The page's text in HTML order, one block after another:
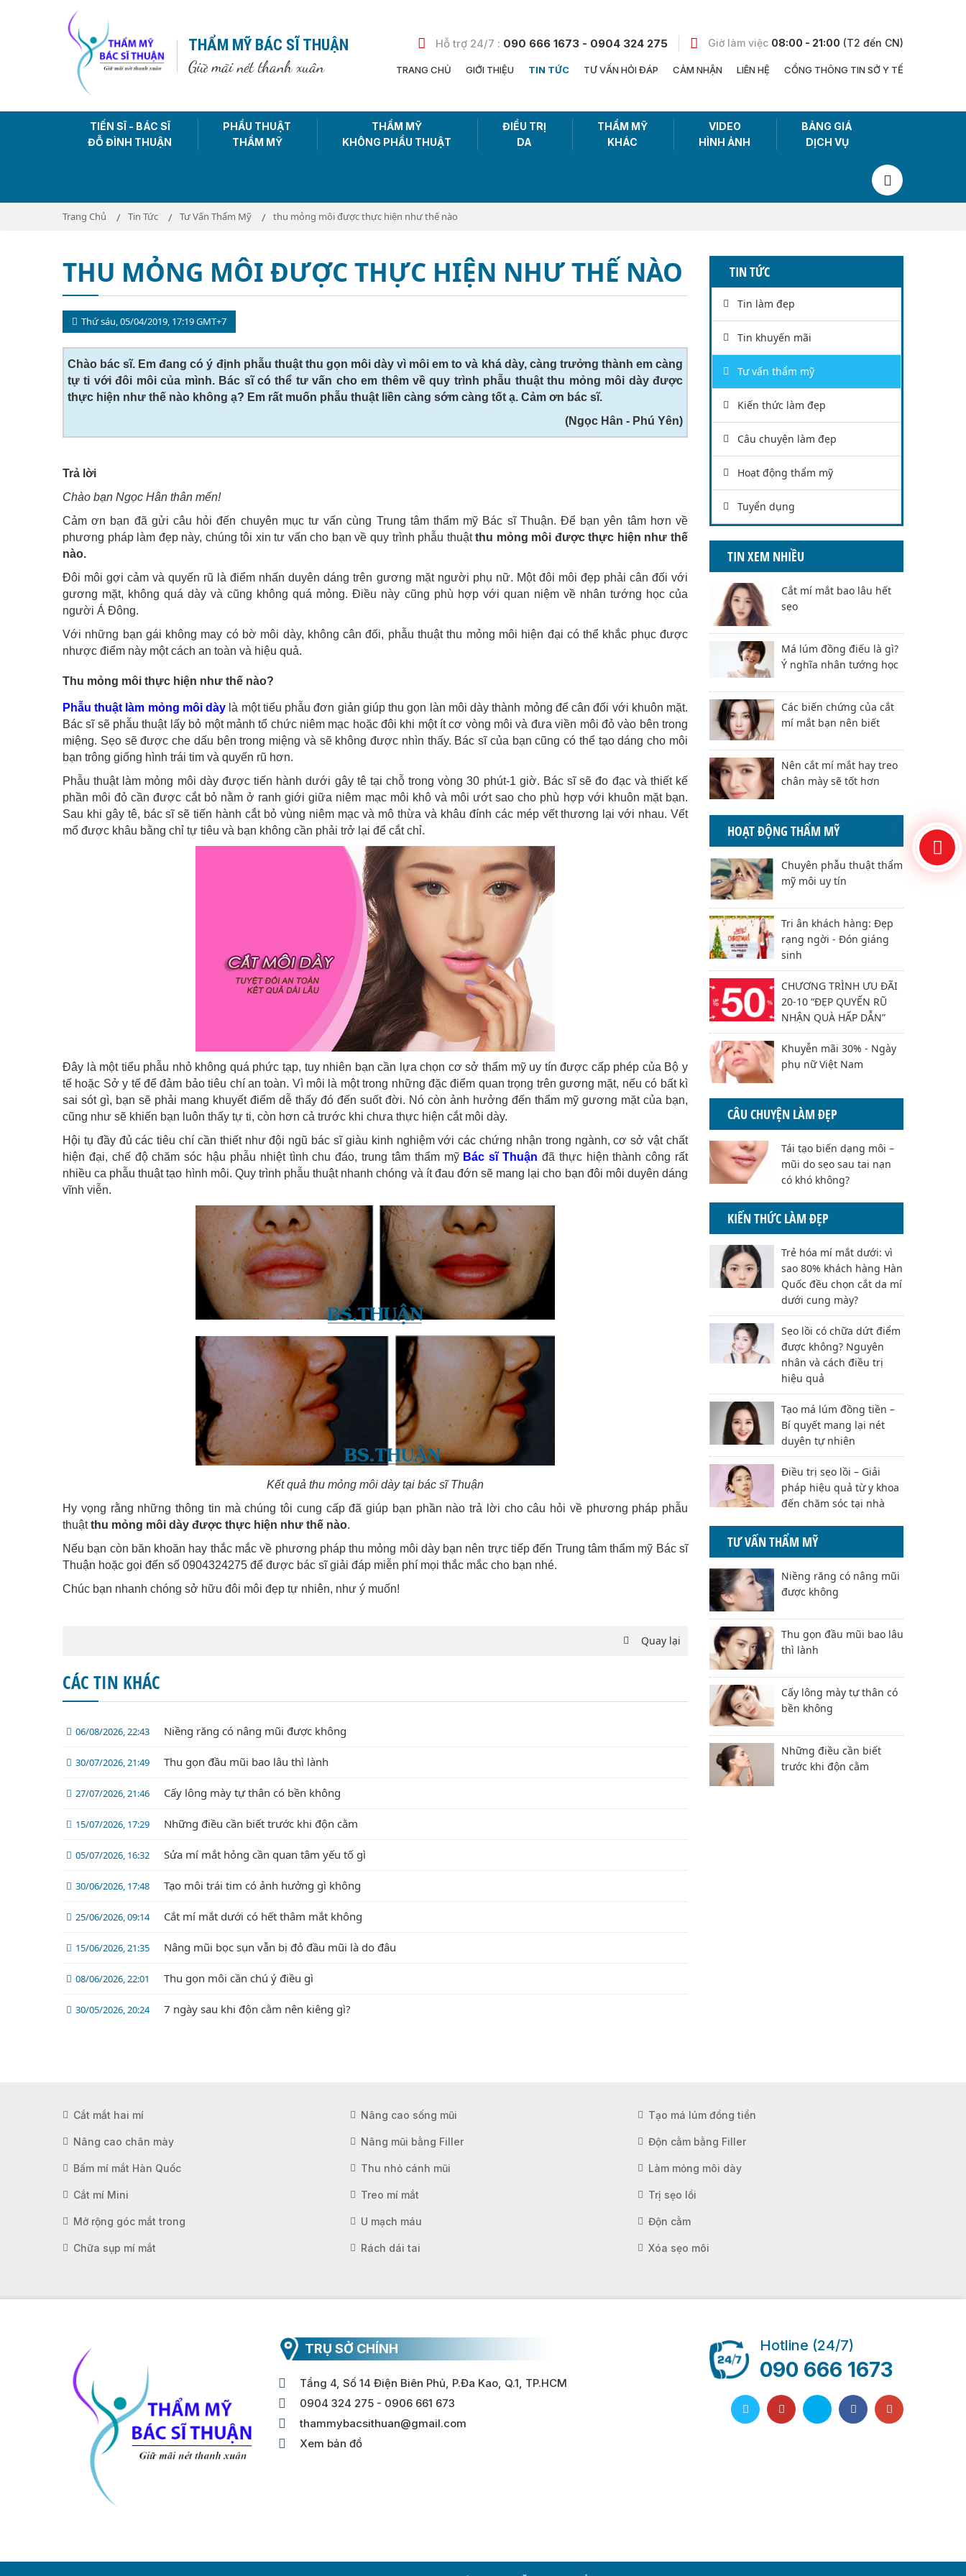
THẨM MỸ BÁC SĨ THUẬN
Giữ mãi nét thanh xuân
Hỗ trợ 24/7 : 090 666 1673 - 0904 324 275 Giờ làm việc 08:00 - 21:00 (T2 đến CN)
TRANG CHỦ GIỚI THIỆU TIN TỨC TƯ VẤN HỎI ĐÁP CẢM NHẬN LIÊN HỆ CỔNG THÔNG TIN SỞ Y TẾ
TIẾN SĨ - BÁC SĨ
ĐỖ ĐÌNH THUẬN
PHẨU THUẬT
THẨM MỸ
THẨM MỸ
KHÔNG PHẨU THUẬT
ĐIỀU TRỊ
DA
THẨM MỸ
KHÁC
VIDEO
HÌNH ẢNH
BẢNG GIÁ
DỊCH VỤ
Trang Chủ Tin Tức Tư Vấn Thẩm Mỹ thu mỏng môi được thực hiện như thế nào
THU MỎNG MÔI ĐƯỢC THỰC HIỆN NHƯ THẾ NÀO
Thứ sáu, 05/04/2019, 17:19 GMT+7
Chào bác sĩ. Em đang có ý định phẫu thuật thu gọn môi dày vì môi em to và khá dày, càng trưởng thành em càng
tự ti với đôi môi của mình. Bác sĩ có thể tư vấn cho em thêm về quy trình phẫu thuật thu mỏng môi dày được
thực hiện như thế nào không ạ? Em rất muốn phẫu thuật liền càng sớm càng tốt ạ. Cảm ơn bác sĩ.
(Ngọc Hân - Phú Yên)
Trả lời
Chào bạn Ngọc Hân thân mến!
Cảm ơn bạn đã gửi câu hỏi đến chuyên mục tư vấn cùng Trung tâm thẩm mỹ Bác sĩ Thuận. Để bạn yên tâm hơn về
phương pháp làm đẹp này, chúng tôi xin tư vấn cho bạn về quy trình phẫu thuậtthu mỏng môi được thực hiện như thế
nào.
Đôi môi gợi cảm và quyến rũ là điểm nhấn duyên dáng trên gương mặt người phụ nữ. Một đôi môi đẹp phải cân đối với
gương mặt, không quá dày và cũng không quá mỏng. Điều này cũng phù hợp với quan niệm về nhân tướng học của
người Á Đông.
Với những bạn gái không may có bờ môi dày, không cân đối, phẫu thuật thu mỏng môi hiện đại có thể khắc phục được
nhược điểm này một cách an toàn và hiệu quả.
Thu mỏng môi thực hiện như thế nào?
Phẫu thuật làm mỏng môi dày là một tiểu phẫu đơn giản giúp thu gọn làn môi dày thành mỏng để cân đối với khuôn mặt.
Bác sĩ sẽ phẫu thuật lấy bỏ một mảnh tổ chức niêm mạc hoặc đôi khi một ít cơ vòng môi và đưa viền môi đỏ vào bên trong
miệng. Sẹo sẽ được che dấu bên trong miệng và sẽ không được nhìn thấy. Bác sĩ của bạn cũng có thể tạo dáng cho môi
bạn trông giống hình trái tim và quyến rũ hơn.
Phẫu thuật làm mỏng môi dày được tiến hành dưới gây tê tại chỗ trong vòng 30 phút-1 giờ. Bác sĩ sẽ đo đạc và thiết kế
phần môi đỏ cần được cắt bỏ nằm ở ranh giới giữa niêm mạc môi khô và môi ướt sao cho phù hợp với khuôn mặt bạn.
Sau khi gây tê, bác sĩ sẽ tiến hành cắt bỏ vùng niêm mạc và mô thừa và khâu đính các mép vết thương lại với nhau. Vết
mổ được khâu bằng chỉ tự tiêu và bạn không cần phải trở lại để cắt chỉ.
Đây là một tiểu phẫu nhỏ không quá phức tạp, tuy nhiên bạn cần lựa chọn cơ sở thẩm mỹ uy tín được cấp phép của Bộ y
tế hoặc Sở y tế để đảm bảo tiêu chí an toàn. Vì môi là một trong những đặc điểm quan trọng trên gương mặt, nếu có bất kì
sai sót gì, bạn sẽ phải mang khuyết điểm dễ thấy đó đến suốt đời. Nó còn ảnh hưởng đến thẩm mỹ gương mặt của bạn,
cũng như sẽ khiến bạn luôn thấy tự ti, còn hơn cả trước khi chưa thực hiện cắt môi dày.
Hội tụ đầy đủ các tiêu chí cần thiết như đội ngũ bác sĩ giàu kinh nghiệm với các chứng nhận trong ngành, cơ sở vật chất
hiện đại, chế độ chăm sóc hậu phẫu nhiệt tình chu đáo, trung tâm thẩm mỹ Bác sĩ Thuận đã thực hiện thành công rất
nhiều ca phẫu thuật tạo hình môi. Quy trình phẫu thuật nhanh chóng và ít đau đớn sẽ mang lại cho bạn đôi môi duyên dáng
vĩnh viễn.
Kết quả thu mỏng môi dày tại bác sĩ Thuận
Hy vọng rằng những thông tin mà chúng tôi cung cấp đã giúp bạn phần nào trả lời cho câu hỏi về phương pháp phẫu
thuậtthu mỏng môi dày được thực hiện như thế nào.
Nếu bạn còn băn khoăn hay thắc mắc về phương pháp thu mỏng môi dày bạn nên trực tiếp đến Trung tâm thẩm mỹ Bác sĩ
Thuận hoặc gọi đến số 0904324275 để được bác sĩ giải đáp miễn phí mọi thắc mắc cho bạn nhé.
Chúc bạn nhanh chóng sở hữu đôi môi đẹp tự nhiên, như ý muốn!
Quay lại
CÁC TIN KHÁC
06/08/2026, 22:43 Niềng răng có nâng mũi được không
30/07/2026, 21:49 Thu gọn đầu mũi bao lâu thì lành
27/07/2026, 21:46 Cấy lông mày tự thân có bền không
15/07/2026, 17:29 Những điều cần biết trước khi độn cằm
05/07/2026, 16:32 Sửa mí mắt hỏng cần quan tâm yếu tố gì
30/06/2026, 17:48 Tạo môi trái tim có ảnh hưởng gì không
25/06/2026, 09:14 Cắt mí mắt dưới có hết thâm mắt không
15/06/2026, 21:35 Nâng mũi bọc sụn vẫn bị đỏ đầu mũi là do đâu
08/06/2026, 22:01 Thu gọn môi cần chú ý điều gì
30/05/2026, 20:24 7 ngày sau khi độn cằm nên kiêng gì?
TIN TỨC
Tin làm đẹp
Tin khuyến mãi
Tư vấn thẩm mỹ
Kiến thức làm đẹp
Câu chuyện làm đẹp
Hoạt động thẩm mỹ
Tuyển dụng
TIN XEM NHIỀU
Cắt mí mắt bao lâu hết
sẹo
Má lúm đồng điếu là gì?
Ý nghĩa nhân tướng học
Các biến chứng của cắt
mí mắt bạn nên biết
Nên cắt mí mắt hay treo
chân mày sẽ tốt hơn
HOẠT ĐỘNG THẨM MỸ
Chuyên phẫu thuật thẩm
mỹ môi uy tín
Tri ân khách hàng: Đẹp
rạng ngời - Đón giáng
sinh
CHƯƠNG TRÌNH ƯU ĐÃI
20-10 “ĐẸP QUYẾN RŨ
NHẬN QUÀ HẤP DẪN”
Khuyễn mãi 30% - Ngày
phụ nữ Việt Nam
CÂU CHUYỆN LÀM ĐẸP
Tái tạo biến dạng môi –
mũi do sẹo sau tai nạn
có khó không?
KIẾN THỨC LÀM ĐẸP
Trẻ hóa mí mắt dưới: vì
sao 80% khách hàng Hàn
Quốc đều chọn cắt da mí
dưới cung mày?
Sẹo lồi có chữa dứt điểm
được không? Nguyên
nhân và cách điều trị
hiệu quả
Tạo má lúm đồng tiền –
Bí quyết mang lại nét
duyên tự nhiên
Điều trị sẹo lồi – Giải
pháp hiệu quả từ y khoa
đến chăm sóc tại nhà
TƯ VẤN THẨM MỸ
Niềng răng có nâng mũi
được không
Thu gọn đầu mũi bao lâu
thì lành
Cấy lông mày tự thân có
bền không
Những điều cần biết
trước khi độn cằm
Cắt mắt hai mí Nâng cao sống mũi Tạo má lúm đồng tiền
Nâng cao chân mày Nâng mũi bằng Filler Độn cằm bằng Filler
Bấm mí mắt Hàn Quốc Thu nhỏ cánh mũi Làm mỏng môi dày
Cắt mí Mini Treo mí mắt Trị sẹo lồi
Mở rộng góc mắt trong U mạch máu Độn cằm
Chữa sụp mí mắt Rách dái tai Xóa sẹo môi
TRỤ SỞ CHÍNH
Tầng 4, Số 14 Điện Biên Phủ, P.Đa Kao, Q.1, TP.HCM
0904 324 275 - 0906 661 673
thammybacsithuan@gmail.com
Xem bản đồ
Hotline (24/7)
090 666 1673